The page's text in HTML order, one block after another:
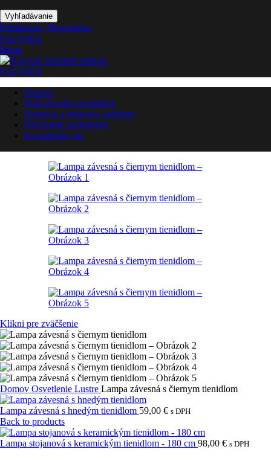
Vyhľadávanie
Prihlásenie / Registrácia
0 ks 0,00 €
Menu
0 ks 0,00 €
Domov
Naša ponuka produktov
Doprava a preprava zadarmo
Obchodné podmienky
Kontaktujte nás
Klikni pre zväčšenie
Domov Osvetlenie Lustre Lampa závesná s čiernym tienidlom
Lampa závesná s hnedým tienidlom 59,00 € s DPH
Back to products
Lampa stojanová s keramickým tienidlom - 180 cm 98,00 € s DPH